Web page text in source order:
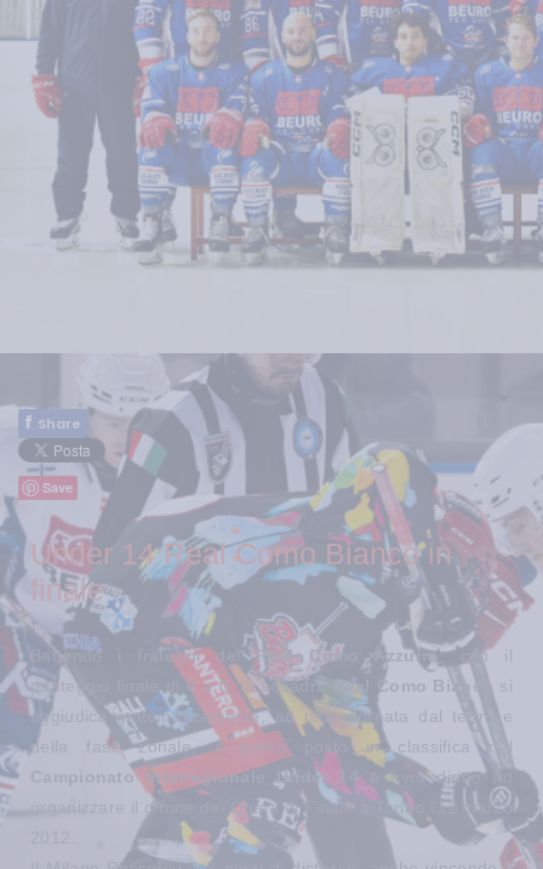
f Share
Save
Under 14 Real Como Bianco in
finale
Battendo i fratellini del Real Como Azzurro, con il
punteggio finale di 6 a 0, la squadra
Real Como Bianco si
aggiudica matematicamente, ad una giornata dal termine
della fase zonale, il primo posto in classifica nel
Campionato Interregionale Under 14e avrà diritto ad
organizzare il girone dei Quarti di Finale a Torino l'11 marzo